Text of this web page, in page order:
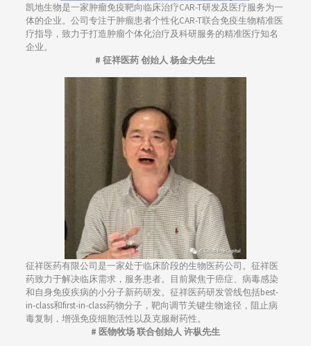
凯地生物是一家肿瘤免疫靶向临床治疗CAR-T研发及医疗服务为一
体的企业。公司专注于肿瘤患者个性化CAR-T联合免疫生物精准医
疗指导，致力于打造肿瘤个体化治疗及科研服务的精准医疗知名
企业。
# 征祥医药 创始人 杨金夫先生
征祥医药有限公司是一家处于临床阶段的生物医药公司。征祥医
药致力于解决临床需求，服务患者。目前聚焦于癌症、病毒感染
和自身免疫疾病的小分子新药研发。征祥医药研发管线包括best-
in-class和first-in-class药物分子，靶向调节关键生物途径，阻止病
毒复制，增强免疫细胞活性以及克服耐药性。
# 医物牧场 联合创始人 许枞先生